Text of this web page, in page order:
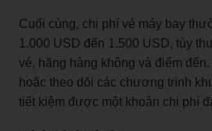
Cuối cùng, chi phí vé máy bay
1.000 USD đến 1.500 USD, tùy
vé, hãng hàng không và điểm
hoặc theo dõi các chương trình
tiết kiệm được một khoản chi phí